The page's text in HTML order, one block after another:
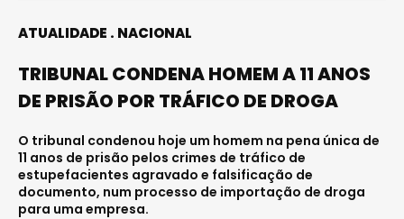
ATUALIDADE NACIONAL
TRIBUNAL CONDENA HOMEM A 11 ANOS
DE PRISÃO POR TRÁFICO DE DROGA
O tribunal condenou hoje um homem na pena única de
11 anos de prisão pelos crimes de tráfico de
estupefacientes agravado e falsificação de
documento, num processo de importação de droga
para uma empresa.